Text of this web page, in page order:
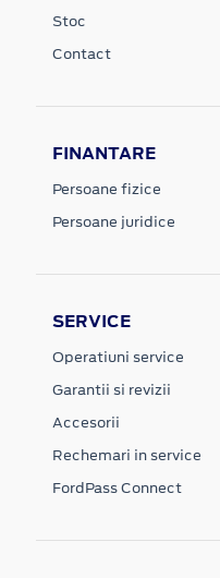
Stoc
Contact
FINANTARE
Persoane fizice
Persoane juridice
SERVICE
Operatiuni service
Garantii si revizii
Accesorii
Rechemari in service
FordPass Connect